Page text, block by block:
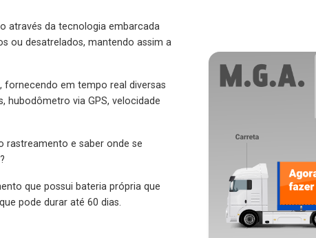
através da tecnologia embarcada
ou desatrelados, mantendo assim a
em tempo real diversas
via GPS, velocidade
e saber onde se
que possui bateria própria que
pode durar até 60 dias.